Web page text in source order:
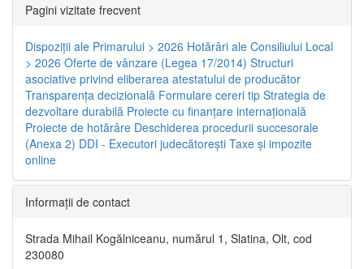
Pagini vizitate frecvent
Dispoziţii ale Primarului > 2026 Hotărâri ale Consiliului Local
> 2026 Oferte de vânzare (Legea 17/2014) Structuri
asociative privind eliberarea atestatului de producător
Transparenţa decizională Formulare cereri tip Strategia de
dezvoltare durabilă Proiecte cu finanţare internaţională
Proiecte de hotărâre Deschiderea procedurii succesorale
(Anexa 2) DDI - Executori judecătorești Taxe şi impozite
online
Informaţii de contact
Strada Mihail Kogălniceanu, numărul 1, Slatina, Olt, cod
230080